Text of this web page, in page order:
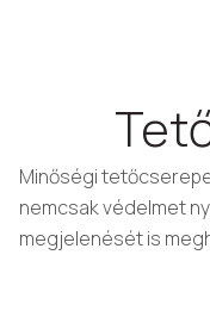
Minőségi
nemcsak védelmet
megjelenését is